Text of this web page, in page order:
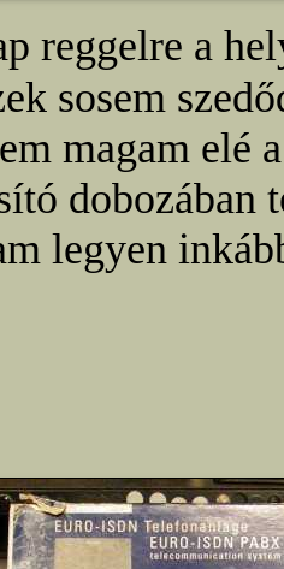
reggelre a
sosem
magam elé
dobozában
legyen